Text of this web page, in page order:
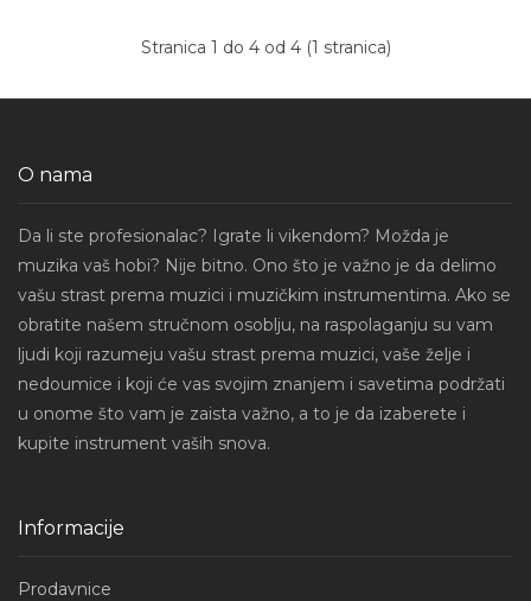
Stranica 1 do 4 od 4 (1 stranica)
O nama
Da li ste profesionalac? Igrate li vikendom? Možda je
muzika vaš hobi? Nije bitno. Ono što je važno je da delimo
vašu strast prema muzici i muzičkim instrumentima. Ako se
obratite našem stručnom osoblju, na raspolaganju su vam
ljudi koji razumeju vašu strast prema muzici, vaše želje i
nedoumice i koji će vas svojim znanjem i savetima podržati
u onome što vam je zaista važno, a to je da izaberete i
kupite instrument vaših snova.
Informacije
Prodavnice